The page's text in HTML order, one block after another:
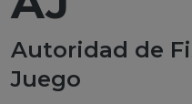
Autoridad de
Juego